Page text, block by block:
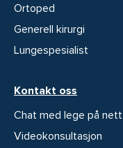
Ortoped
Generell kirurgi
Lungespesialist
Kontakt oss
Chat med lege på nett
Videokonsultasjon